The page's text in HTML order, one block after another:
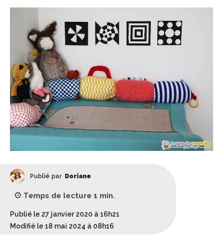
Publié par Doriane
Temps de lecture 1 min.
Publié le 27 janvier 2020 à 16h21
Modifié le 18 mai 2024 à 08h16